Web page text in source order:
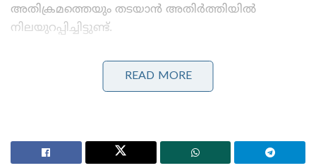
അതിക്രമത്തെയും തടയാൻ അതിർത്തിയിൽ
നിലയുറപ്പിച്ചിട്ടുണ്ട്.
Stories you may like
ആത്മ നിർഭർ സമുദ്ര പ്രതാപ് ; കോസ്റ്റ് ഗാർഡ്
തദ്ദേശീയമായി നിർമിച്ച മലിനീകരണ നിയന്ത്രണ
READ MORE